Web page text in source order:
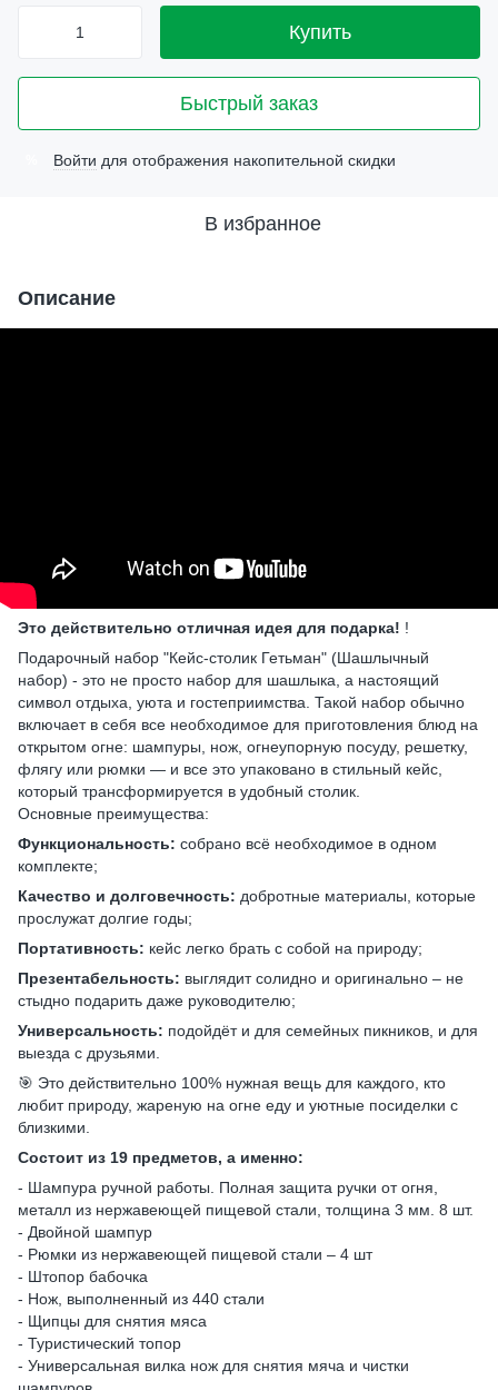
Купить
Быстрый заказ
Войти для отображения накопительной скидки
В избранное
Описание
Это действительно отличная идея для подарка! !
Подарочный набор "Кейс-столик Гетьман" (Шашлычный
набор) - это не просто набор для шашлыка, а настоящий
символ отдыха, уюта и гостеприимства. Такой набор обычно
включает в себя все необходимое для приготовления блюд на
открытом огне: шампуры, нож, огнеупорную посуду, решетку,
флягу или рюмки — и все это упаковано в стильный кейс,
который трансформируется в удобный столик.
Основные преимущества:
Функциональность: собрано всё необходимое в одном
комплекте;
Качество и долговечность: добротные материалы, которые
прослужат долгие годы;
Портативность: кейс легко брать с собой на природу;
Презентабельность: выглядит солидно и оригинально – не
стыдно подарить даже руководителю;
Универсальность: подойдёт и для семейных пикников, и для
выезда с друзьями.
🎯 Это действительно 100% нужная вещь для каждого, кто
любит природу, жареную на огне еду и уютные посиделки с
близкими.
Состоит из 19 предметов, а именно:
- Шампура ручной работы. Полная защита ручки от огня,
металл из нержавеющей пищевой стали, толщина 3 мм. 8 шт.
- Двойной шампур
- Рюмки из нержавеющей пищевой стали – 4 шт
- Штопор бабочка
- Нож, выполненный из 440 стали
- Щипцы для снятия мяса
- Туристический топор
- Универсальная вилка нож для снятия мяча и чистки